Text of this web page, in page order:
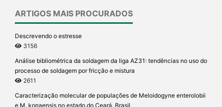
ARTIGOS MAIS PROCURADOS
Descrevendo o estresse
3156
Análise bibliométrica da soldagem da liga AZ31: tendências no uso do
processo de soldagem por fricção e mistura
2611
Caracterização molecular de populações de Meloidogyne enterolobii
e M. konaensis no estado do Ceará, Brasil